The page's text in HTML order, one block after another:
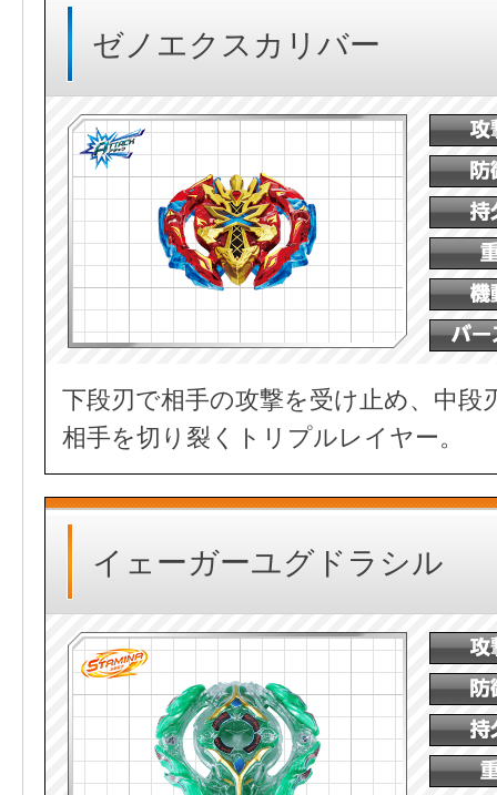
ゼノエクスカリバー
下段刃で相手の攻撃を受け止め、中段
相手を切り裂くトリプルレイヤー。
イェーガーユグドラシル